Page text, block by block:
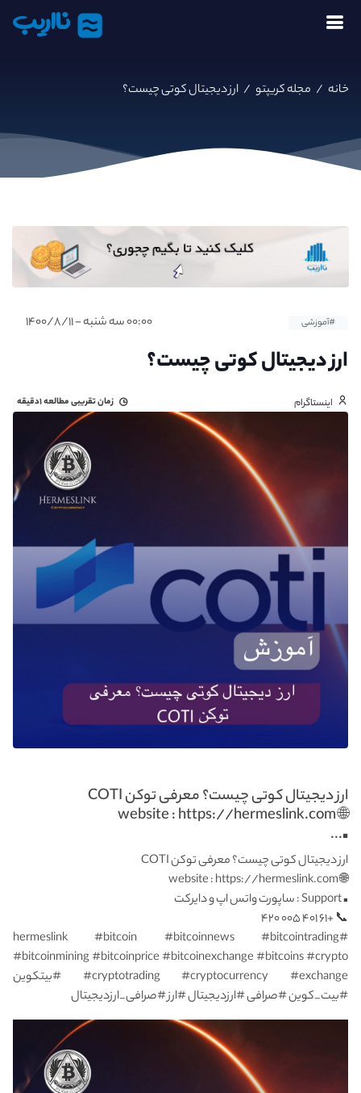
نااریب
خانه / مجله کریپتو / ارز دیجیتال کوتی چیست؟
#آموزشی ۰۰:۰۰ سه شنبه - ۱۴۰۰/۸/۱۱
ارز دیجیتال کوتی چیست؟
اینستاگرام زمان تقریبی مطالعه۱دقیقه
ارز دیجیتال کوتی چیست؟ معرفی توکن COTI
🌐 website : https://hermeslink.com
▪️...
ارز دیجیتال کوتی چیست؟ معرفی توکن COTI
🌐 website : https://hermeslink.com
▪️ Support : ساپورت واتس اپ و دایرکت
📞 +۶۱ ۴۰۱ ۰۰۵ ۴۲۰
#hermeslink #bitcoin #bitcoinnews #bitcointrading
#bitcoinmining #bitcoinprice #bitcoinexchange #bitcoins #crypto
#cryptotrading #cryptocurrency #exchange #بیتکوین
#بیت_کوین #صرافی #ارزدیجیتال #ارز #صرافی_ارزدیجیتال